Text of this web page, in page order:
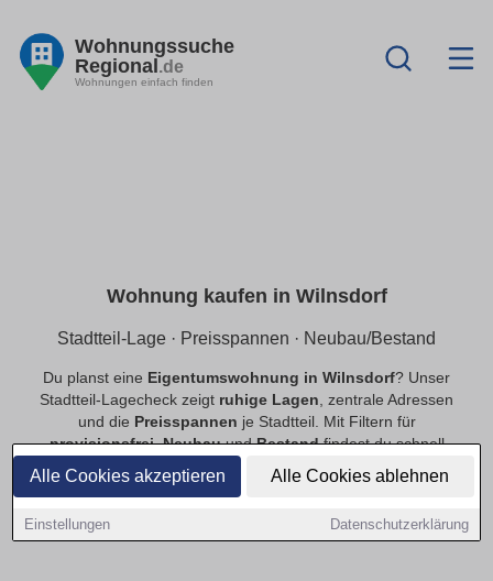
Alle Cookies akzeptieren Alle Cookies ablehnen
Einstellungen Datenschutzerklärung
Wohnungssuche
Regional.de
Wohnungen einfach finden
Wohnung kaufen in Wilnsdorf
Stadtteil-Lage · Preisspannen · Neubau/Bestand
Du planst eine Eigentumswohnung in Wilnsdorf? Unser
Stadtteil-Lagecheck zeigt ruhige Lagen , zentrale Adressen
und die Preisspannen je Stadtteil. Mit Filtern für
provisionsfrei,NeubauundBestandfindest du schnell
passende Angebote.